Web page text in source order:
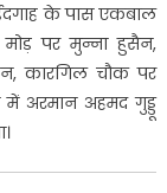
के पास एकबाल
मोड़ पर मुन्ना हुसैन,
कारगिल चौक पर
में अरमान अहमद गुड्डू